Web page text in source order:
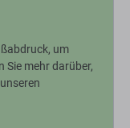
um
Sie mehr darüber,